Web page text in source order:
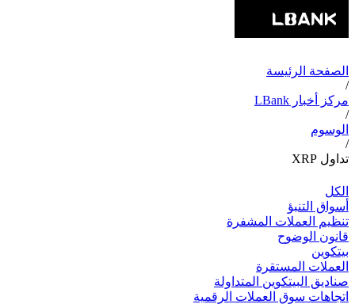
الصفحة الرئيسة
/
مركز أخبار LBank
/
الوسوم
/
تداول XRP
الكل
أسواق التنبؤ
تنظيم العملات المشفرة
قانون الوضوح
بيتكوين
العملات المستقرة
صناديق البيتكوين المتداولة
اتجاهات سوق العملات الرقمية